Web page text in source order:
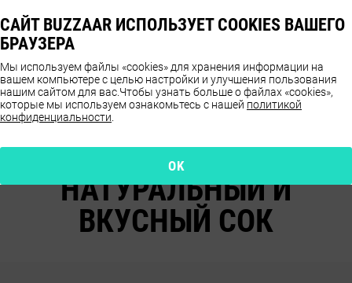
ОТЗЫВЫ О ПРОДУКТЕ
НАТУРАЛЬНЫЙ И
ВКУСНЫЙ СОК
САЙТ BUZZAAR ИСПОЛЬЗУЕТ COOKIES ВАШЕГО
БРАУЗЕРА
Мы используем файлы «cookies» для хранения информации на
вашем компьютере с целью настройки и улучшения пользования
нашим сайтом для вас. Чтобы узнать больше о файлах «cookies»,
которые мы используем ознакомьтесь с нашей политикой
конфиденциальности
OK